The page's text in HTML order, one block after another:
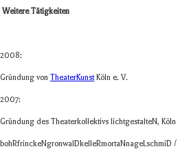
Wei­tere Tätigkeiten
2008:
Grün­dung von Thea­ter­KunstKöln e. V.
2007:
Grün­dung des Thea­ter­kol­lek­tivs licht­ge­stal­teN, Köln
bohR­frin­ckeN­gronwalD­kel­leR­mort­aN­na­geL­schmiD